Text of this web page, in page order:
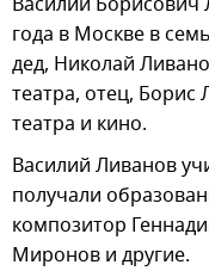
года в Москве в
дед, Николай
театра, отец,
театра и кино.
Василий Ливанов
получали
композитор
Миронов и другие.